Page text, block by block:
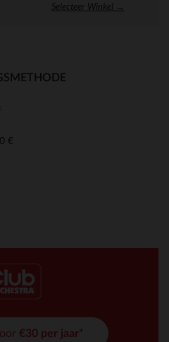
Selecteer Winkel →
€
€30 per jaar*